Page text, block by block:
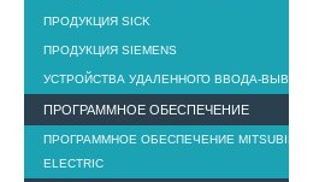
ПРОДУКЦИЯ SICK
ПРОДУКЦИЯ SIEMENS
УСТРОЙСТВА УДАЛЕННОГО ВВОДА-ВЫВОДА
ПРОГРАММНОЕ ОБЕСПЕЧЕНИЕ
ПРОГРАММНОЕ ОБЕСПЕЧЕНИЕ MITSUBISHI
ELECTRIC